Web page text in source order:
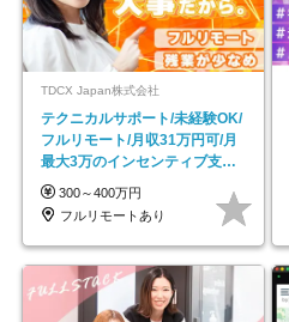
TDCX Japan株式会社
テクニカルサポート/未経験OK/
フルリモート/月収31万円可/月
最大3万のインセンティブ支給/
平均年齢33歳
300～400万円
フルリモートあり